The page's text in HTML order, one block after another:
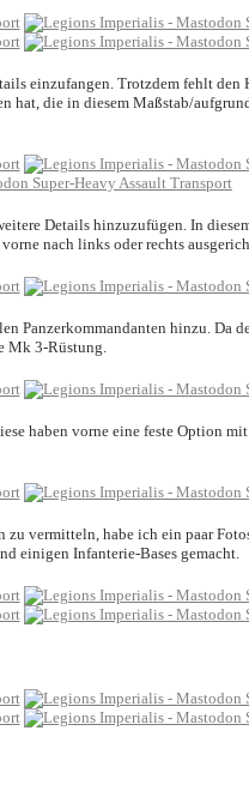
einzufangen. Trotzdem fehlt den
hat, die in diesem Maßstab/
Details hinzuzufügen. In
nach links oder rechts
Panzerkommandanten hinzu. Da
Mk 3-Rüstung.
haben vorne eine feste Option mit
vermitteln, habe ich ein paar
einigen Infanterie-Bases gemacht.